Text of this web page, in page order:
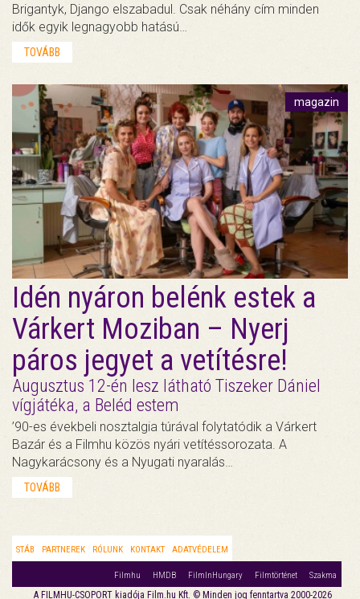
Brigantyk, Django elszabadul. Csak néhány cím minden
idők egyik legnagyobb hatású…
TOVÁBB
magazin
Idén nyáron belénk estek a
Várkert Moziban – Nyerj
páros jegyet a vetítésre!
Augusztus 12-én lesz látható Tiszeker Dániel
vígjátéka, a Beléd estem
’90-es évekbeli nosztalgia túrával folytatódik a Várkert
Bazár és a Filmhu közös nyári vetítéssorozata. A
Nagykarácsony és a Nyugati nyaralás…
TOVÁBB
STÁB PARTNEREK RÓLUNK KONTAKT ADATVÉDELEM
Filmhu HMDB FilmInHungary Filmtörténet Szakma
A FILMHU-CSOPORT kiadója Film.hu Kft. © Minden jog fenntartva 2000-2026